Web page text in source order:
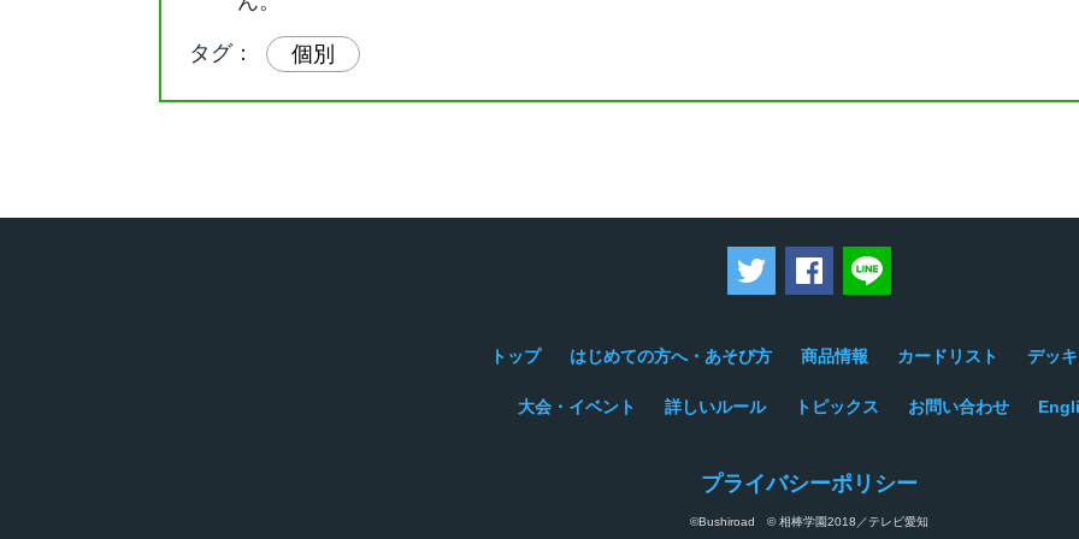
タグ： 個別
ツイートするFacebookでシェアする
トップ はじめての方へ・あそび方 商品情報 カードリスト デッ
大会・イベント 詳しいルール トピックス お問い合わせ
プライバシーポリシー
©Bushiroad © 相棒学園2018／テレビ愛知